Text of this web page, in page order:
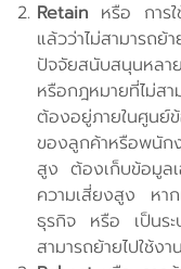
Retain หรือ การ
แล้วว่าไม่สามารถ
ปัจจัยสนับสนุนหลา
หรือกฎหมายที่ไม่ส
ต้องอยู่ภายในศูน
ของลูกค้าหรือพนัก
สูง ต้องเก็บข้อมูลเ
ความเสี่ยงสูง หาก
ธุรกิจ หรือ เป็นระ
สามารถย้ายไปใช้ง